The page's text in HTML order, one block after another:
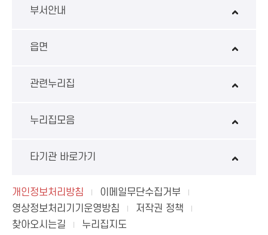
부서안내
읍면
관련누리집
누리집모음
타기관 바로가기
개인정보처리방침
이메일무단수집거부
영상정보처리기기운영방침
저작권 정책
찾아오시는길
누리집지도